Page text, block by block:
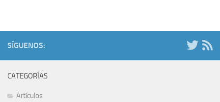
SÍGUENOS:
CATEGORÍAS
Artículos